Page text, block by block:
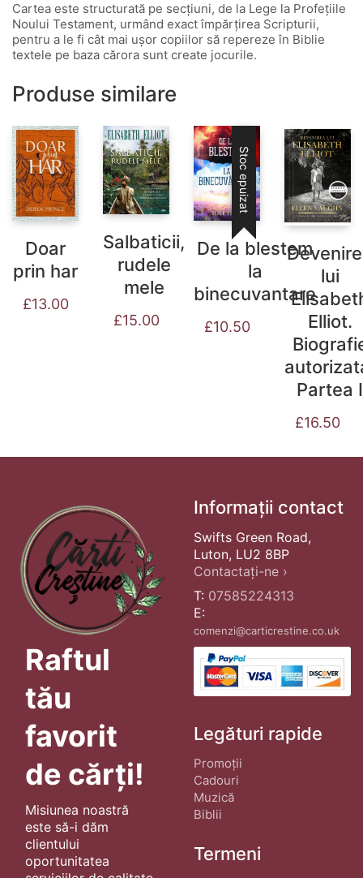
Cartea este structurată pe secțiuni, de la Lege la Profețiile
Noului Testament, urmând exact împărțirea Scripturii,
pentru a le fi cât mai ușor copiilor să repereze în Biblie
textele pe baza cărora sunt create jocurile.
Produse similare
Doar
prin har
£13.00
Salbaticii,
rudele
mele
£15.00
Stoc epuizat
De la blestem
la
binecuvantare
£10.50
lui
Elliot.
Partea I
£16.50
Raftul
tău
favorit
de cărți!
Misiunea noastră
este să-i dăm
clientului
oportunitatea
Informații contact
Swifts Green Road,
Luton, LU2 8BP
Contactați-ne ›
T: 07585224313
E:
comenzi@carticrestine.co.uk
Legături rapide
Promoții
Cadouri
Muzică
Biblii
Termeni